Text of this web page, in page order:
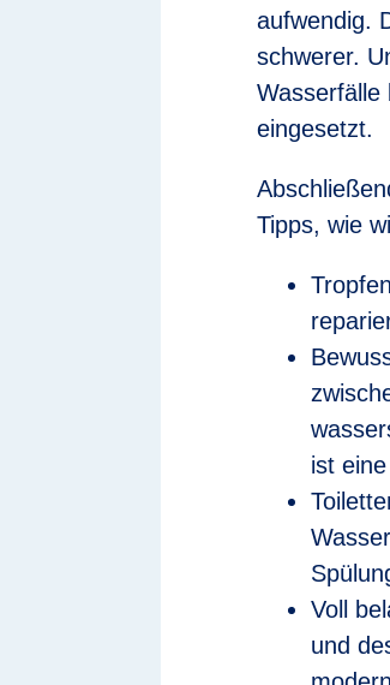
aufwendig.
schwerer.
Wasserfälle
eingesetzt.
Tipps, wie
ist
Voll
und